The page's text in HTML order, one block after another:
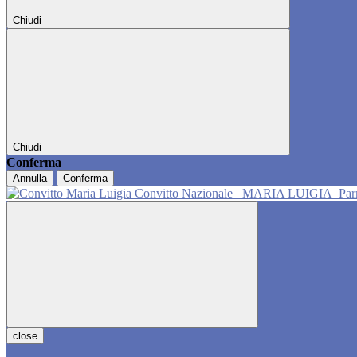
Chiudi
Chiudi
Conferma
Annulla Conferma
Convitto Nazionale MARIA LUIGIA
close